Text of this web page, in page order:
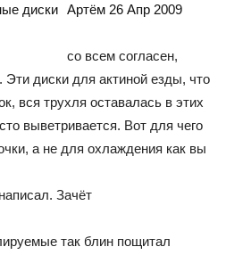
Артём 26 Апр 2009
со всем согласен,
Эти диски для актиной езды, что
вся трухля оставалась в этих
выветривается. Вот для чего
а не для охлаждения как вы
Зачёт
так блин пощитал